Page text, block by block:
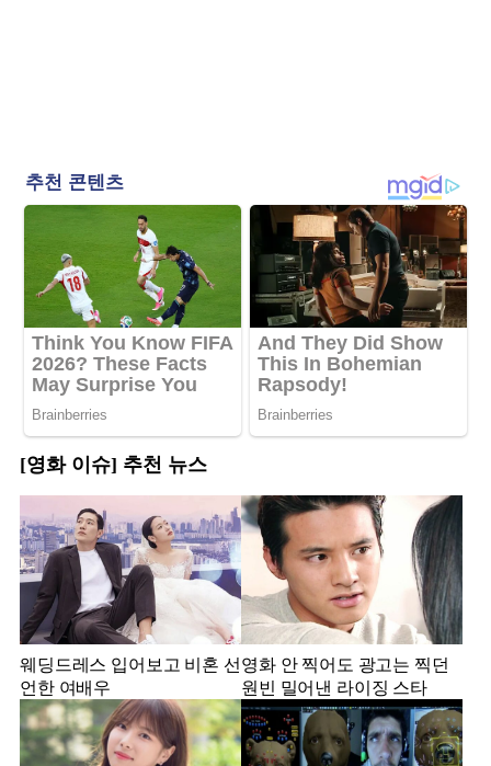
[영화 이슈] 추천 뉴스
웨딩드레스 입어보고 비혼 선
언한 여배우
영화 안 찍어도 광고는 찍던
원빈 밀어낸 라이징 스타